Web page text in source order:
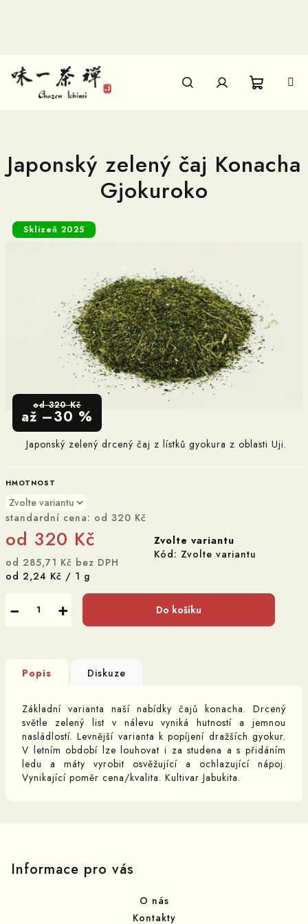
Japonský zelený drcený čaj z lístků gyokura z oblasti Uji.
HMOTNOST
standardní cena: od 320 Kč
od 320 Kč
od 285,71 Kč bez DPH
Měrná
od 2,24 Kč / 1 g
Zvolte variantu
Kód: Zvolte variantu
+
− Do košíku
Japonský zelený čaj Konacha
Gjokuroko
Sklizeň 2025
od 320 Kč
až –30 %
Popis Diskuze
Základní varianta naší nabídky čajů konacha. Drcený
světle zelený list v nálevu vyniká hutností a jemnou
nasládlostí. Levnější varianta k popíjení dražších gyokur.
V letním období lze louhovat i za studena a s přidáním
ledu a máty vyrobit osvěžující a ochlazující nápoj.
Vynikající poměr cena/kvalita. Kultivar Jabukita.
Informace pro vás
O nás
Kontakty